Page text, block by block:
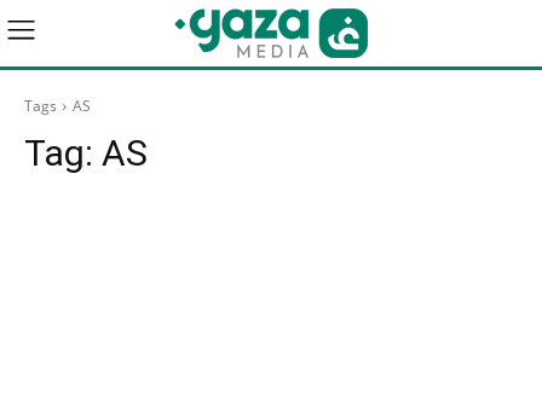
Tags AS
Tag: AS